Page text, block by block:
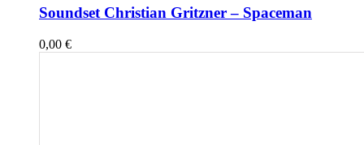
Soundset Christian Gritzner – Spaceman
0,00 €